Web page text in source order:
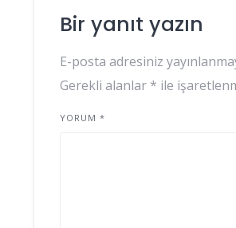
Bir yanıt yazın
E-posta adresiniz
Gerekli alanlar * ile
YORUM *